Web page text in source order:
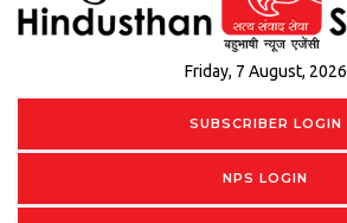
Friday, 7 August, 2026
SUBSCRIBER LOGIN
NPS LOGIN